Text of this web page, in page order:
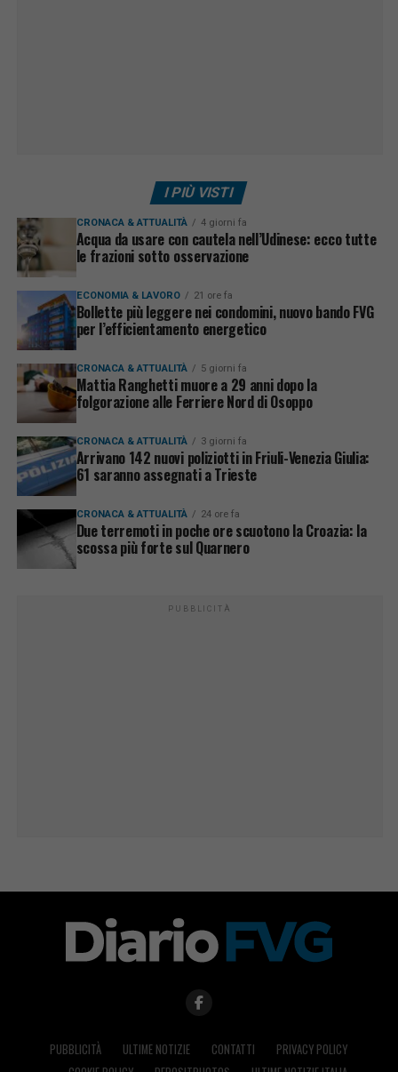
I PIÙ VISTI
CRONACA & ATTUALITÀ 4 giorni fa
Acqua da usare con cautela nell’Udinese: ecco tutte
le frazioni sotto osservazione
ECONOMIA & LAVORO 21 ore fa
Bollette più leggere nei condomini, nuovo bando FVG
per l’efficientamento energetico
CRONACA & ATTUALITÀ 5 giorni fa
Mattia Ranghetti muore a 29 anni dopo la
folgorazione alle Ferriere Nord di Osoppo
CRONACA & ATTUALITÀ 3 giorni fa
Arrivano 142 nuovi poliziotti in Friuli-Venezia Giulia:
61 saranno assegnati a Trieste
CRONACA & ATTUALITÀ 24 ore fa
Due terremoti in poche ore scuotono la Croazia: la
scossa più forte sul Quarnero
PUBBLICITÀ
PUBBLICITÀ ULTIME NOTIZIE CONTATTI
PRIVACY POLICY